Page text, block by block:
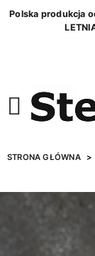
Polska produkcja
STRONA GŁÓWNA